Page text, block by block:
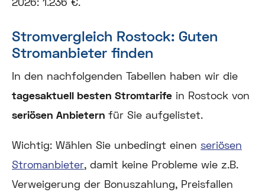
Stromvergleich Rostock: Guten
Stromanbieter finden
In den nachfolgenden Tabellen haben wir die
tagesaktuell besten Stromtarife in Rostock von
seriösen Anbietern für Sie aufgelistet.
Wichtig: Wählen Sie unbedingt einen seriösen
Stromanbieter, damit keine Probleme wie z.B.
Verweigerung der Bonuszahlung, Preisfallen